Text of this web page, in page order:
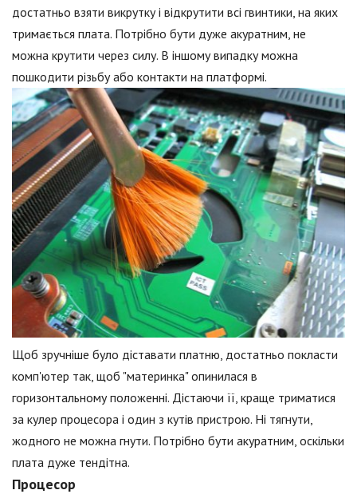
достатньо взяти викрутку і відкрутити всі гвинтики, на яких
тримається плата. Потрібно бути дуже акуратним, не
можна крутити через силу. В іншому випадку можна
пошкодити різьбу або контакти на платформі.
Щоб зручніше було діставати платню, достатньо покласти
комп'ютер так, щоб "материнка" опинилася в
горизонтальному положенні. Дістаючи її, краще триматися
за кулер процесора і один з кутів пристрою. Ні тягнути,
жодного не можна гнути. Потрібно бути акуратним, оскільки
плата дуже тендітна.
Процесор